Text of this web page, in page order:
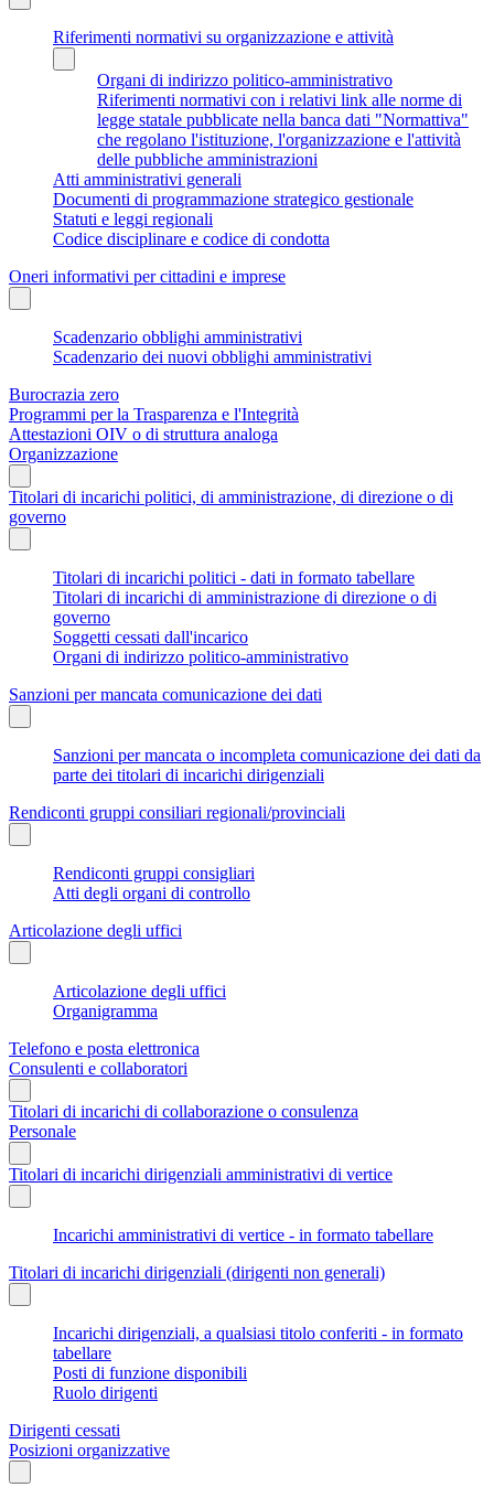
Riferimenti normativi su organizzazione e attività
Organi di indirizzo politico-amministrativo
Riferimenti normativi con i relativi link alle norme di
legge statale pubblicate nella banca dati "Normattiva"
che regolano l'istituzione, l'organizzazione e l'attività
delle pubbliche amministrazioni
Atti amministrativi generali
Documenti di programmazione strategico gestionale
Statuti e leggi regionali
Codice disciplinare e codice di condotta
Oneri informativi per cittadini e imprese
Scadenzario obblighi amministrativi
Scadenzario dei nuovi obblighi amministrativi
Burocrazia zero
Programmi per la Trasparenza e l'Integrità
Attestazioni OIV o di struttura analoga
Organizzazione
Titolari di incarichi politici, di amministrazione, di direzione o di
governo
Titolari di incarichi politici - dati in formato tabellare
Titolari di incarichi di amministrazione di direzione o di
governo
Soggetti cessati dall'incarico
Organi di indirizzo politico-amministrativo
Sanzioni per mancata comunicazione dei dati
Sanzioni per mancata o incompleta comunicazione dei dati da
parte dei titolari di incarichi dirigenziali
Rendiconti gruppi consiliari regionali/provinciali
Rendiconti gruppi consigliari
Atti degli organi di controllo
Articolazione degli uffici
Articolazione degli uffici
Organigramma
Telefono e posta elettronica
Consulenti e collaboratori
Titolari di incarichi di collaborazione o consulenza
Personale
Titolari di incarichi dirigenziali amministrativi di vertice
Incarichi amministrativi di vertice - in formato tabellare
Titolari di incarichi dirigenziali (dirigenti non generali)
Incarichi dirigenziali, a qualsiasi titolo conferiti - in formato
tabellare
Posti di funzione disponibili
Ruolo dirigenti
Dirigenti cessati
Posizioni organizzative